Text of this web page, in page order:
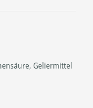
Geliermittel